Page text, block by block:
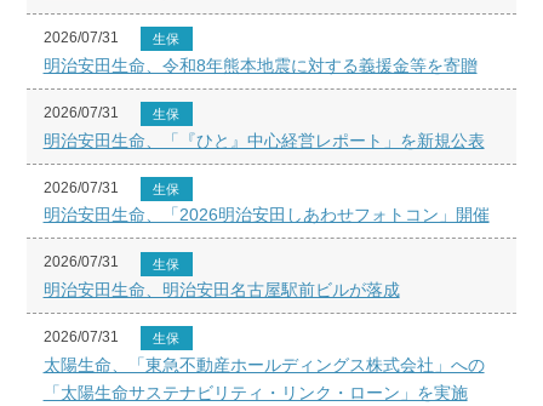
2026/07/31 生保
明治安田生命、令和8年熊本地震に対する義援金等を寄贈
2026/07/31 生保
明治安田生命、「『ひと』中心経営レポート」を新規公表
2026/07/31 生保
明治安田生命、「2026明治安田しあわせフォトコン」開催
2026/07/31 生保
明治安田生命、明治安田名古屋駅前ビルが落成
2026/07/31 生保
太陽生命、「東急不動産ホールディングス株式会社」への
「太陽生命サステナビリティ・リンク・ローン」を実施